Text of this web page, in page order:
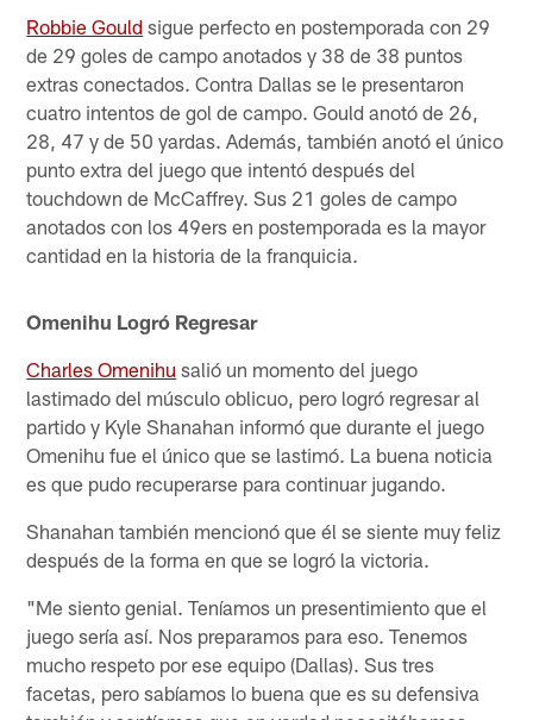
Robbie Gould sigue perfecto en postemporada con 29
de 29 goles de campo anotados y 38 de 38 puntos
extras conectados. Contra Dallas se le presentaron
cuatro intentos de gol de campo. Gould anotó de 26,
28, 47 y de 50 yardas. Además, también anotó el único
punto extra del juego que intentó después del
touchdown de McCaffrey. Sus 21 goles de campo
anotados con los 49ers en postemporada es la mayor
cantidad en la historia de la franquicia.
Omenihu Logró Regresar
Charles Omenihu salió un momento del juego
lastimado del músculo oblicuo, pero logró regresar al
partido y Kyle Shanahan informó que durante el juego
Omenihu fue el único que se lastimó. La buena noticia
es que pudo recuperarse para continuar jugando.
Shanahan también mencionó que él se siente muy feliz
después de la forma en que se logró la victoria.
"Me siento genial. Teníamos un presentimiento que el
juego sería así. Nos preparamos para eso. Tenemos
mucho respeto por ese equipo (Dallas). Sus tres
facetas, pero sabíamos lo buena que es su defensiva